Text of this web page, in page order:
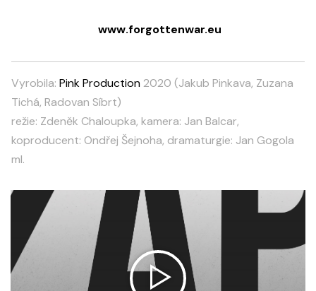
www.forgottenwar.eu
Vyrobila: Pink Production2020 (Jakub Pinkava, Zuzana
Tichá, Radovan Síbrt)
režie: Zdeněk Chaloupka, kamera: Jan Balcar,
koproducent: Ondřej Šejnoha, dramaturgie: Jan Gogola
ml.